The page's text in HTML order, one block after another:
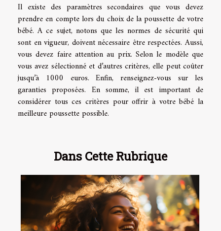
Il existe des paramètres secondaires que vous devez
prendre en compte lors du choix de la poussette de votre
bébé. A ce sujet, notons que les normes de sécurité qui
sont en vigueur, doivent nécessaire être respectées. Aussi,
vous devez faire attention au prix. Selon le modèle que
vous avez sélectionné et d’autres critères, elle peut coûter
jusqu’à 1000 euros. Enfin, renseignez-vous sur les
garanties proposées. En somme, il est important de
considérer tous ces critères pour offrir à votre bébé la
meilleure poussette possible.
Dans Cette Rubrique